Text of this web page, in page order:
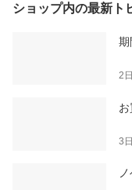
ショップ内の最新ト
期
2
3